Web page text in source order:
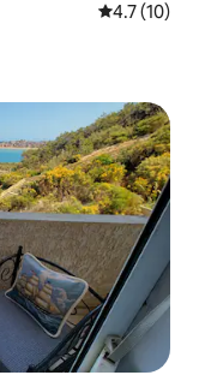
從 10 則評
4.7 (10)